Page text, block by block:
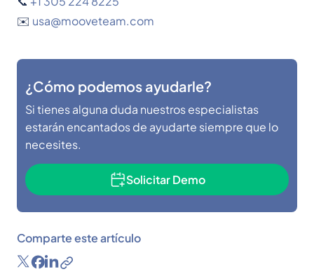
✉️ usa@mooveteam.com
¿Cómo podemos ayudarle?
Si tienes alguna duda nuestros especialistas
estarán encantados de ayudarte siempre que lo
necesites.
Solicitar Demo
Comparte este artículo